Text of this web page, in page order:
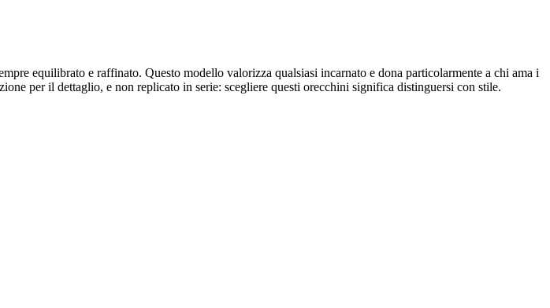
equilibrato e raffinato. Questo modello valorizza qualsiasi incarnato e dona particolarmente a chi ama i
per il dettaglio, e non replicato in serie: scegliere questi orecchini significa distinguersi con stile.